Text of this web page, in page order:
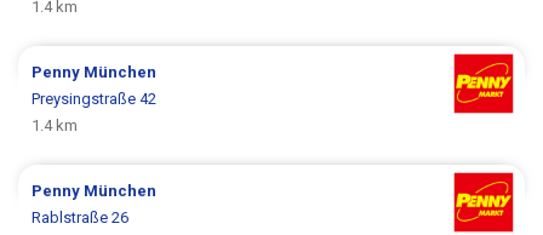
1.4 km
Penny München
Preysingstraße 42
1.4 km
Penny München
Rablstraße 26